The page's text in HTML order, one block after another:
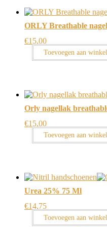
ORLY Breathable
€15,00
Toevoegen aan
Orly nagellak
€15,00
Toevoegen aan
Urea 25% 75 Ml
€14,75
Toevoegen aan